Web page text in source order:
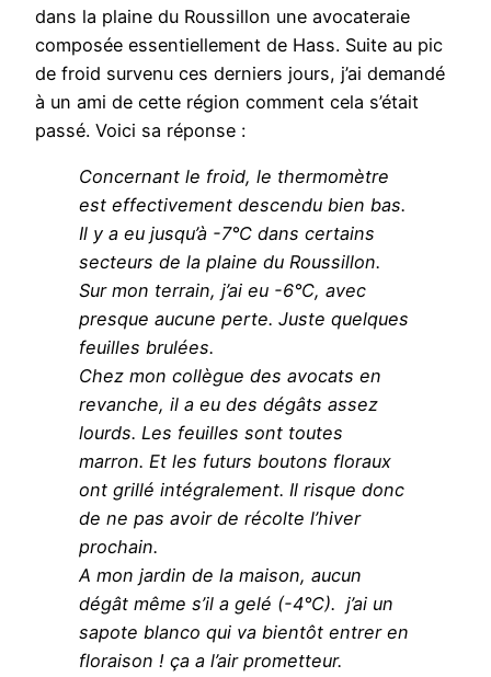
dans la plaine du Roussillon une avocateraie
composée essentiellement de Hass. Suite au pic
de froid survenu ces derniers jours, j’ai demandé
à un ami de cette région comment cela s’était
passé. Voici sa réponse :
Concernant le froid, le thermomètre
est effectivement descendu bien bas.
Il y a eu jusqu’à -7°C dans certains
secteurs de la plaine du Roussillon.
Sur mon terrain, j’ai eu -6°C, avec
presque aucune perte. Juste quelques
feuilles brulées.
Chez mon collègue des avocats en
revanche, il a eu des dégâts assez
lourds. Les feuilles sont toutes
marron. Et les futurs boutons floraux
ont grillé intégralement. Il risque donc
de ne pas avoir de récolte l’hiver
prochain.
A mon jardin de la maison, aucun
dégât même s’il a gelé (-4°C). j’ai un
sapote blanco qui va bientôt entrer en
floraison ! ça a l’air prometteur.